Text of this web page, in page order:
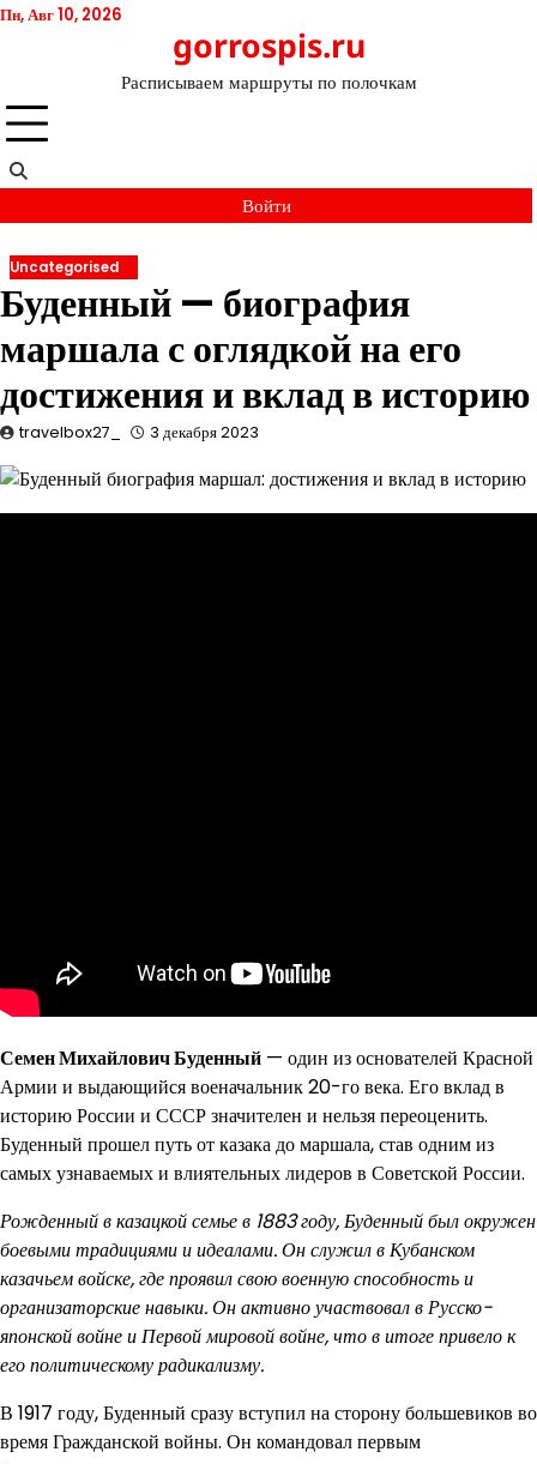
Перейти
Пн, Авг 10, 2026
gorrospis.ru
Расписываем маршруты по полочкам
Войти
Uncategorised
Буденный — биография
маршала с оглядкой на его
достижения и вклад в историю
travelbox27_ 3 декабря 2023
Семен Михайлович Буденный — один из основателей Красной
Армии и выдающийся военачальник 20-го века. Его вклад в
историю России и СССР значителен и нельзя переоценить.
Буденный прошел путь от казака до маршала, став одним из
самых узнаваемых и влиятельных лидеров в Советской России.
Рожденный в казацкой семье в 1883 году, Буденный был окружен
боевыми традициями и идеалами. Он служил в Кубанском
казачьем войске, где проявил свою военную способность и
организаторские навыки. Он активно участвовал в Русско-
японской войне и Первой мировой войне, что в итоге привело к
его политическому радикализму.
В 1917 году, Буденный сразу вступил на сторону большевиков во
время Гражданской войны. Он командовал первым